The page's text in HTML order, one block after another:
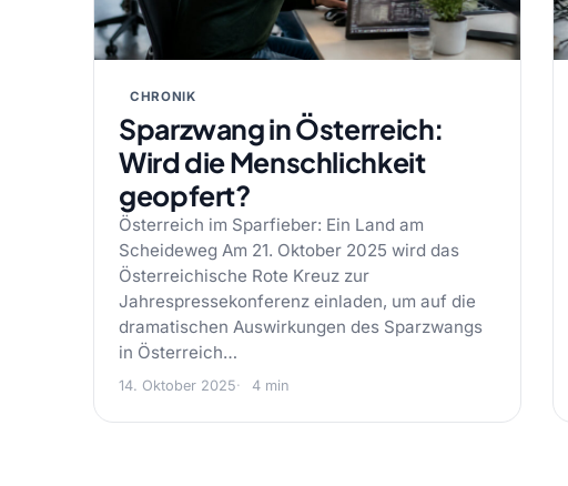
CHRONIK
Sparzwang in Österreich:
Wird die Menschlichkeit
geopfert?
Österreich im Sparfieber: Ein Land am
Scheideweg Am 21. Oktober 2025 wird das
Österreichische Rote Kreuz zur
Jahrespressekonferenz einladen, um auf die
dramatischen Auswirkungen des Sparzwangs
in Österreich…
14. Oktober 2025 4 min